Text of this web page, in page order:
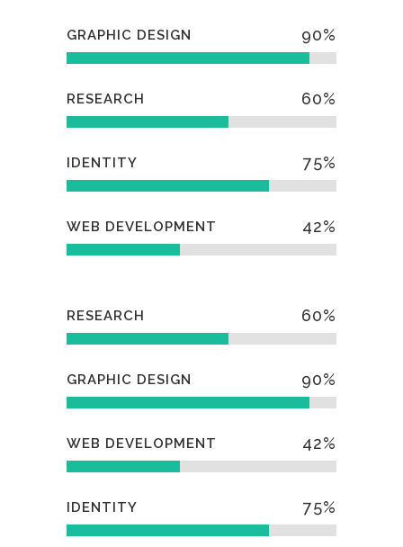
GRAPHIC DESIGN 90%
RESEARCH 60%
IDENTITY 75%
WEB DEVELOPMENT 42%
RESEARCH 60%
GRAPHIC DESIGN 90%
WEB DEVELOPMENT 42%
IDENTITY 75%